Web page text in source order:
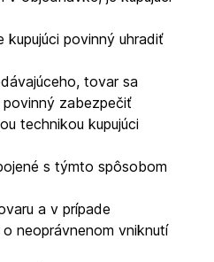
povinný uhradiť
tovar sa
zabezpečiť
technikou kupujúci
s týmto spôsobom
a v prípade
neoprávnenom vniknutí